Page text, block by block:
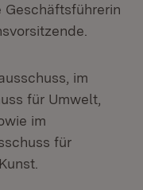
Geschäftsführerin
im
für Umwelt,
im
für